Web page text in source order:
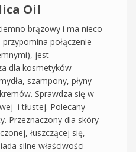
Oil
brązowy i ma nieco
połączenie
jest
dla kosmetyków
szampony, płyny
Sprawdza się w
i tłustej. Polecany
Przeznaczony dla skóry
łuszczącej się,
silne właściwości